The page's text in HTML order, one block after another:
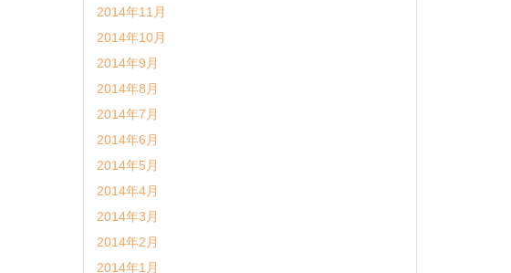
2014年11月
2014年10月
2014年9月
2014年8月
2014年7月
2014年6月
2014年5月
2014年4月
2014年3月
2014年2月
2014年1月